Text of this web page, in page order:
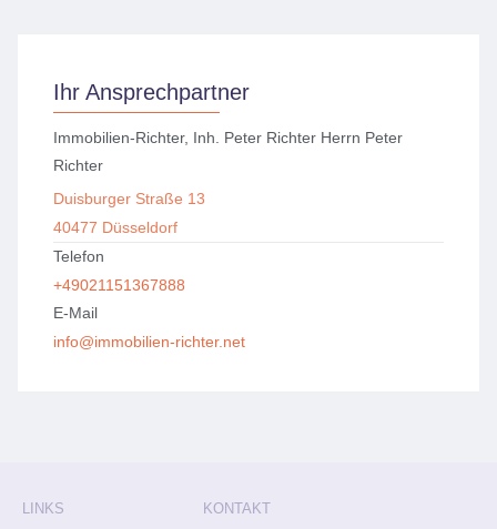
Ihr Ansprechpartner
Immobilien-Richter, Inh. Peter Richter Herrn Peter
Richter
Duisburger Straße 13
40477 Düsseldorf
Telefon
+49021151367888
E-Mail
info@immobilien-richter.net
LINKS KONTAKT